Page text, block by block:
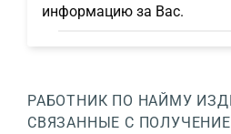
информацию за Вас.
РАБОТНИК ПО НАЙМУ
СВЯЗАННЫЕ С